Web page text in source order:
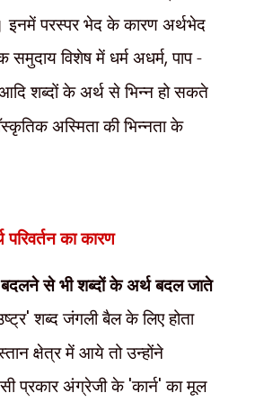
इनमें परस्पर भेद के कारण अर्थभेद
समुदाय विशेष में धर्म अधर्म,पाप -
शब्दों के अर्थ से भिन्न हो सकते
अस्मिता की भिन्नता के
परिवर्तन का कारण
बदलने से भी शब्दों के अर्थ बदल जाते
'शब्द जंगली बैल के लिए होता
क्षेत्र में आये तो उन्होंने
प्रकार अंग्रेजी के 'कार्न'का मूल